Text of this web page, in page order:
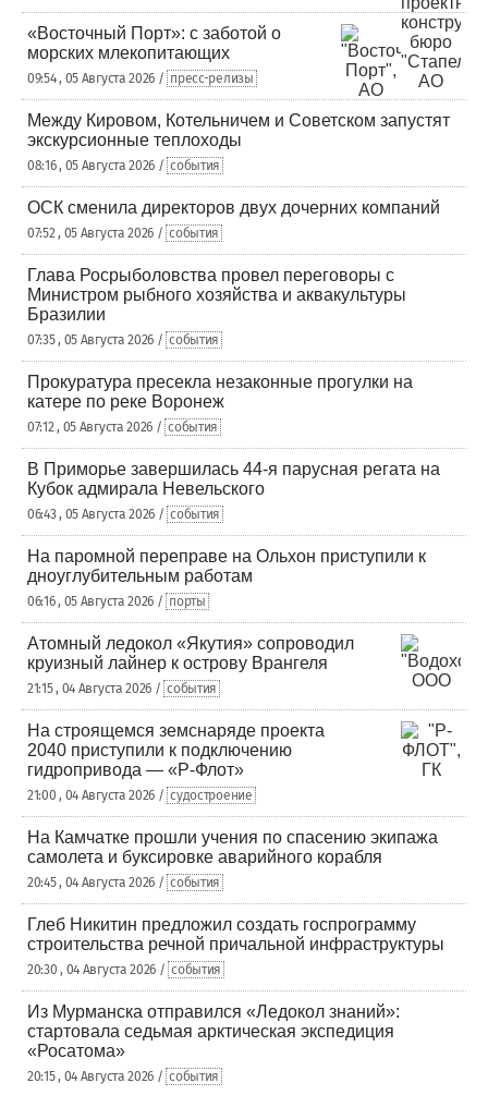
«Восточный Порт»: с заботой о
морских млекопитающих
09:54 , 05 Августа 2026 / пресс-релизы
Между Кировом, Котельничем и Советском запустят
экскурсионные теплоходы
08:16 , 05 Августа 2026 / события
ОСК сменила директоров двух дочерних компаний
07:52 , 05 Августа 2026 / события
Глава Росрыболовства провел переговоры с
Министром рыбного хозяйства и аквакультуры
Бразилии
07:35 , 05 Августа 2026 / события
Прокуратура пресекла незаконные прогулки на
катере по реке Воронеж
07:12 , 05 Августа 2026 / события
В Приморье завершилась 44-я парусная регата на
Кубок адмирала Невельского
06:43 , 05 Августа 2026 / события
На паромной переправе на Ольхон приступили к
дноуглубительным работам
06:16 , 05 Августа 2026 / порты
Атомный ледокол «Якутия» сопроводил
круизный лайнер к острову Врангеля
21:15 , 04 Августа 2026 / события
На строящемся земснаряде проекта
2040 приступили к подключению
гидропривода — «Р-Флот»
21:00 , 04 Августа 2026 / судостроение
На Камчатке прошли учения по спасению экипажа
самолета и буксировке аварийного корабля
20:45 , 04 Августа 2026 / события
Глеб Никитин предложил создать госпрограмму
строительства речной причальной инфраструктуры
20:30 , 04 Августа 2026 / события
Из Мурманска отправился «Ледокол знаний»:
стартовала седьмая арктическая экспедиция
«Росатома»
20:15 , 04 Августа 2026 / события